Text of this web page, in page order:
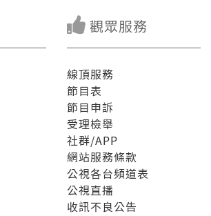
觀眾服務
線頂服務
節目表
節目申訴
受理檢舉
社群/APP
網站服務條款
公視各台頻道表
公視直播
收訊不良公告